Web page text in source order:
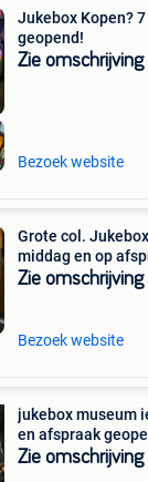
Jukebox Kopen?
geopend!
Zie omschrijving
Bezoek website
Grote col. Jukebox te
middag en op
Zie omschrijving
Bezoek website
jukebox museum
en afspraak
Zie omschrijving